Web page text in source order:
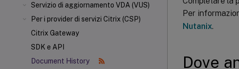
Servizio di aggiornamento VDA (VUS)
Per i provider di servizi Citrix (CSP)
Citrix Gateway
SDK e API
Document History
Per
Nutanix.
Dove